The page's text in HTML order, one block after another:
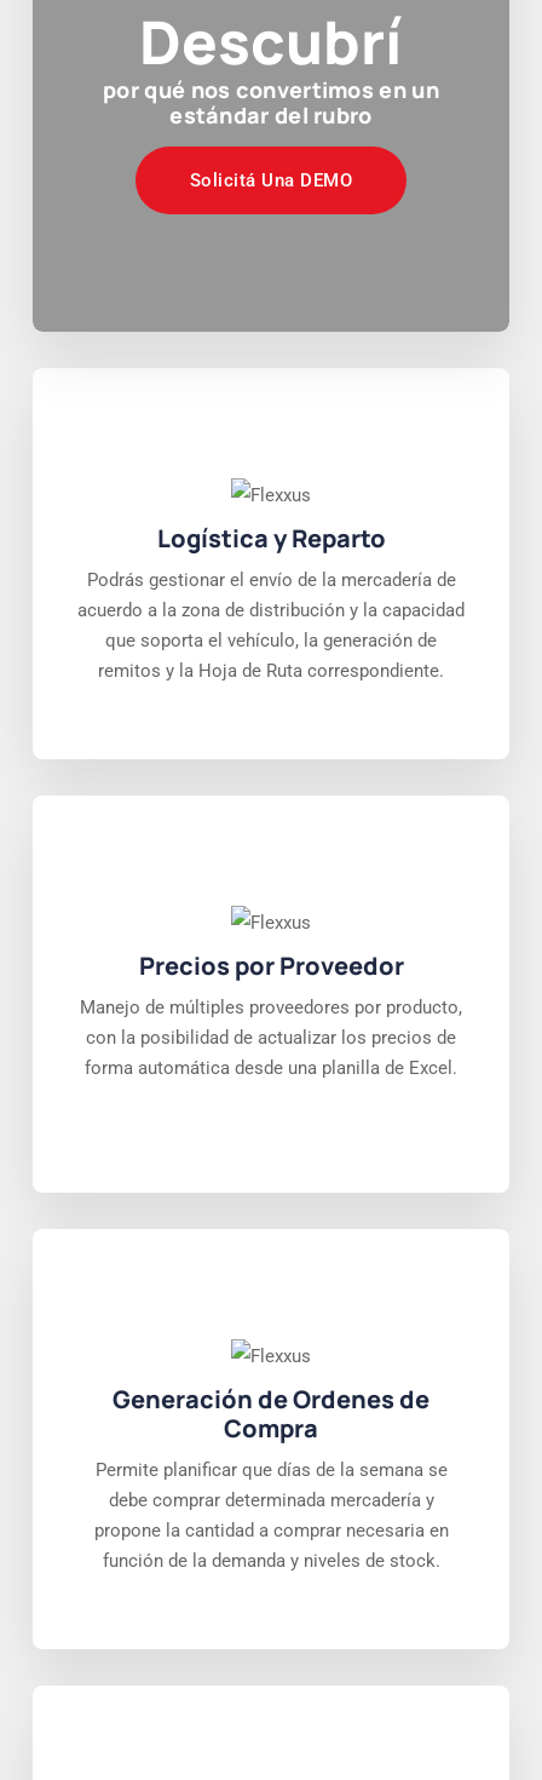
Descubrí
por qué nos convertimos en un
estándar del rubro
Solicitá Una DEMO
Logística y Reparto
Podrás gestionar el envío de la mercadería de
acuerdo a la zona de distribución y la capacidad
que soporta el vehículo, la generación de
remitos y la Hoja de Ruta correspondiente.
Precios por Proveedor
Manejo de múltiples proveedores por producto,
con la posibilidad de actualizar los precios de
forma automática desde una planilla de Excel.
Generación de Ordenes de
Compra
Permite planificar que días de la semana se
debe comprar determinada mercadería y
propone la cantidad a comprar necesaria en
función de la demanda y niveles de stock.